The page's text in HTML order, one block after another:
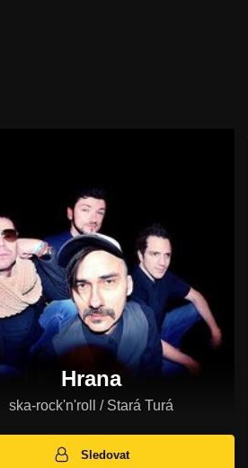
Hrana
ska-rock'n'roll / Stará Turá
Sledovat